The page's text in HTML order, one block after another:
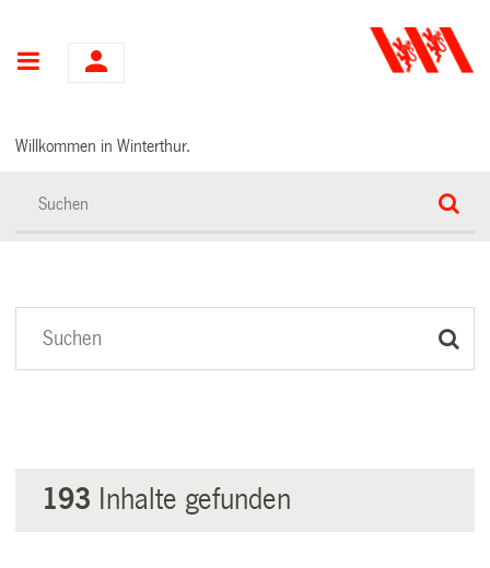
Hauptnavigation
Willkommen in Winterthur.
193 Inhalte gefunden